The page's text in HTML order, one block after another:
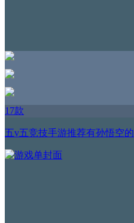
17款
五v五竞技手游推荐有孙悟空的